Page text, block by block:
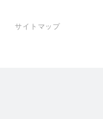
サイトマップ